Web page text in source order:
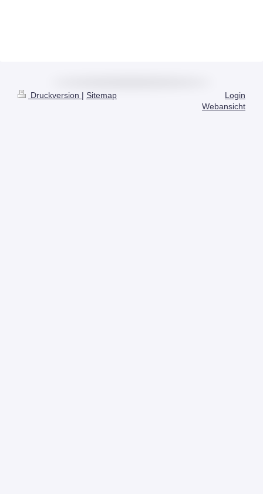
Druckversion | Sitemap
Login
Webansicht